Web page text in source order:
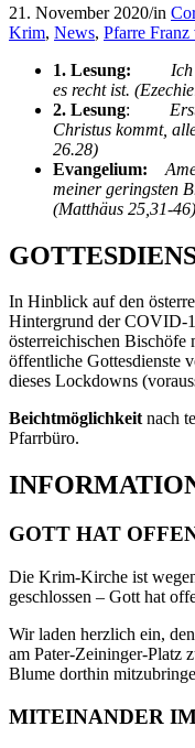
21. November 2020/in
Krim, News, Pfarre Franz
1. Lesung:
es recht ist.
2. Lesung: Erster
Christus kommt,
26.28)
Evangelium:
meiner geringsten
(Matthäus 25,31-46)
In Hinblick auf den
Hintergrund der COVID-
österreichischen Bischöfe
öffentliche Gottesdienste
dieses Lockdowns
Beichtmöglichkeitnach
Pfarrbüro.
GOTT HAT
Die Krim-Kirche ist
geschlossen – Gott hat
Wir laden herzlich ein,
am Pater-Zeininger-Platz
Blume dorthin
MITEINANDER